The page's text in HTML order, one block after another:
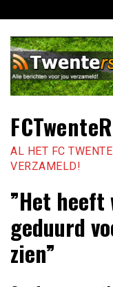
naar
inhoud
AL HET FC
VERZAMELD!
”Het
geduurd
zien”